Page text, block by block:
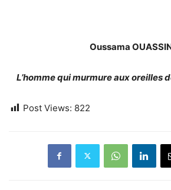
Oussama
L’homme qui murmure aux oreilles
Post Views: 822